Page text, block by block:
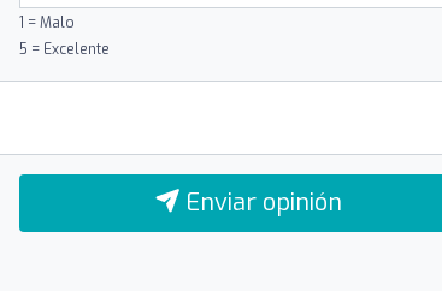
1 = Malo
5 = Excelente
Enviar opinión